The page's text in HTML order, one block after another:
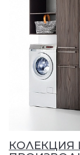
КОЛЕКЦИЯ